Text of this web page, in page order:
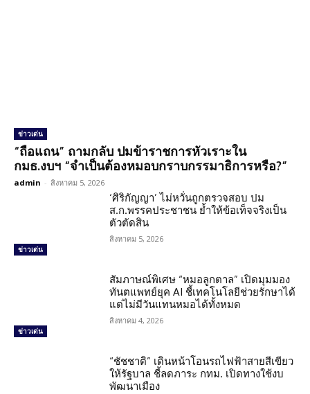
ข่าวเด่น
“ถือแถน” ถามกลับ ปมข้าราชการหัวเราะใน
กมธ.งบฯ “จำเป็นต้องหมอบกราบกรรมาธิการหรือ?”
admin - สิงหาคม 5, 2026
ข่าวเด่น
‘ศิริกัญญา’ ไม่หวั่นถูกตรวจสอบ ปม
ส.ก.พรรคประชาชน ย้ำให้ข้อเท็จจริงเป็น
ตัวตัดสิน
สิงหาคม 5, 2026
ข่าวเด่น
สัมภาษณ์พิเศษ “หมอลูกตาล” เปิดมุมมอง
ทันตแพทย์ยุค AI ชี้เทคโนโลยีช่วยรักษาได้
แต่ไม่มีวันแทนหมอได้ทั้งหมด
สิงหาคม 4, 2026
“ชัชชาติ” เดินหน้าโอนรถไฟฟ้าสายสีเขียว
ให้รัฐบาล ชี้ลดภาระ กทม. เปิดทางใช้งบ
พัฒนาเมือง